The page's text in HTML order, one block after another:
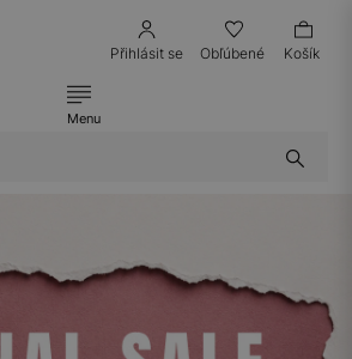
Přihlásit se Obľúbené Košík
Menu